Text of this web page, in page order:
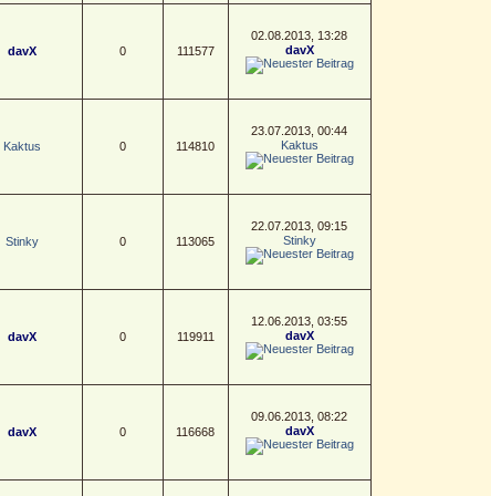
davX 0 111577
02.08.2013, 13:28
davX
Kaktus 0 114810
23.07.2013, 00:44
Kaktus
Stinky 0 113065
22.07.2013, 09:15
Stinky
davX 0 119911
12.06.2013, 03:55
davX
davX 0 116668
09.06.2013, 08:22
davX